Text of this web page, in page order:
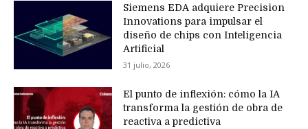
Siemens EDA adquiere Precision
Innovations para impulsar el
diseño de chips con Inteligencia
Artificial
31 julio, 2026
El punto de inflexión: cómo la IA
transforma la gestión de obra de
reactiva a predictiva